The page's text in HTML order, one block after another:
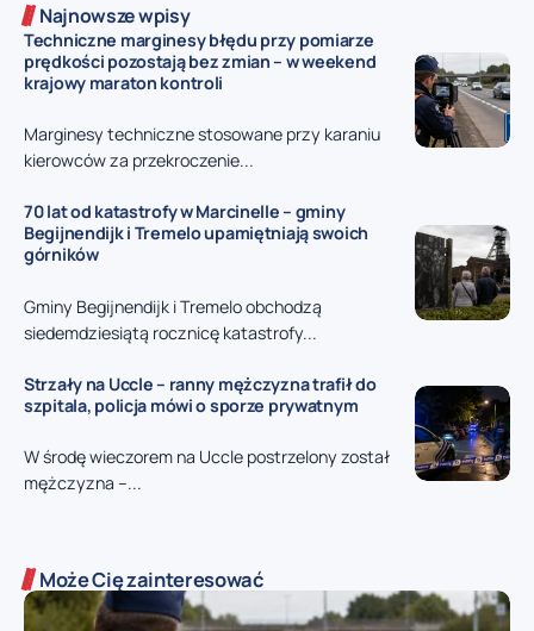
Najnowsze wpisy
Techniczne marginesy błędu przy pomiarze
prędkości pozostają bez zmian – w weekend
krajowy maraton kontroli
Marginesy techniczne stosowane przy karaniu
kierowców za przekroczenie...
70 lat od katastrofy w Marcinelle – gminy
Begijnendijk i Tremelo upamiętniają swoich
górników
Gminy Begijnendijk i Tremelo obchodzą
siedemdziesiątą rocznicę katastrofy...
Strzały na Uccle – ranny mężczyzna trafił do
szpitala, policja mówi o sporze prywatnym
W środę wieczorem na Uccle postrzelony został
mężczyzna –...
Może Cię zainteresować